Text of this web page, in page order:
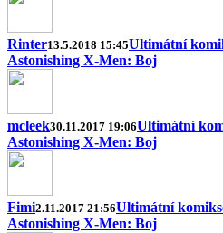
Rinter13.5.2018 15:45Ultimátní
Astonishing X-Men: Boj
mcleek30.11.2017 19:06Ultimátní
Astonishing X-Men: Boj
Fimi2.11.2017 21:56Ultimátní
Astonishing X-Men: Boj